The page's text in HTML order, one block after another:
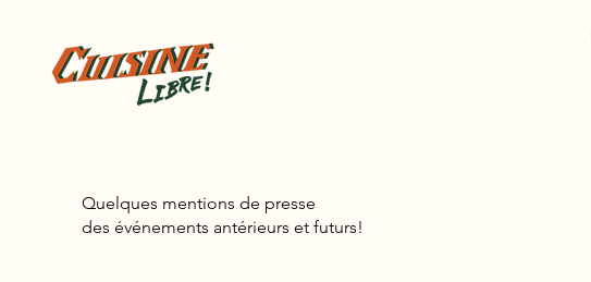
Quelques mentions de presse
des événements antérieurs et futurs!